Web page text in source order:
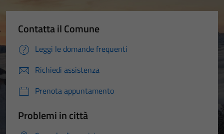
Contatta il Comune
Leggi le domande frequenti
Richiedi assistenza
Prenota appuntamento
Problemi in città